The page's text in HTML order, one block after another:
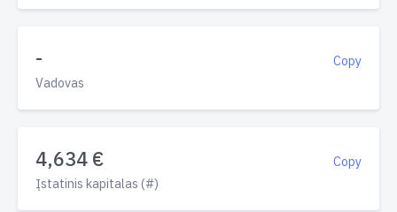
Copy
-
Vadovas
Copy
4,634 €
Įstatinis kapitalas (#)